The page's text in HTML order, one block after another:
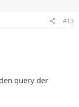
#13
query der